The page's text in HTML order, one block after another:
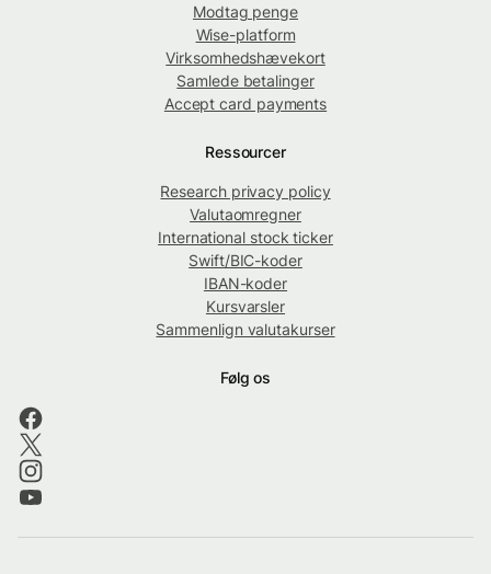
Modtag penge
Wise-platform
Virksomhedshævekort
Samlede betalinger
Accept card payments
Ressourcer
Research privacy policy
Valutaomregner
International stock ticker
Swift/BIC-koder
IBAN-koder
Kursvarsler
Sammenlign valutakurser
Følg os